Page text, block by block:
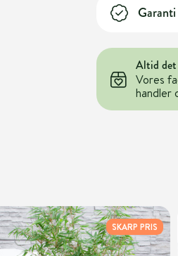
Garanti
Altid det
Vores
handler
SKARP PRIS